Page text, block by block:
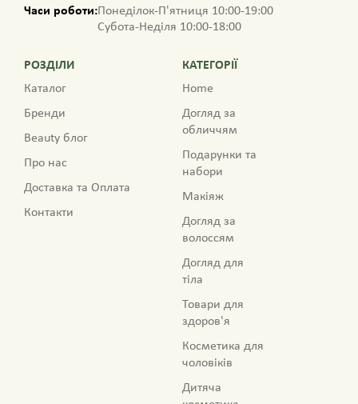
Часи роботи:Понеділок-П'ятниця 10:00-19:00
Субота-Неділя 10:00-18:00
РОЗДІЛИ
Каталог
Бренди
Beauty блог
Про нас
Доставка та Оплата
Контакти
КАТЕГОРІЇ
Home
Догляд за
обличчям
Подарунки та
набори
Макіяж
Догляд за
волоссям
Догляд для
тіла
Товари для
здоров'я
Косметика для
чоловіків
Дитяча